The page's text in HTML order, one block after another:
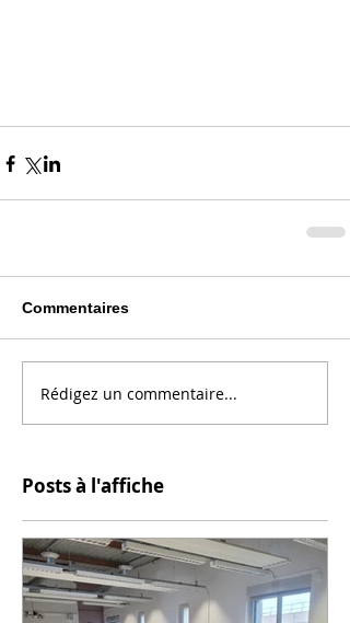
Commentaires
Rédigez un commentaire...
Posts à l'affiche